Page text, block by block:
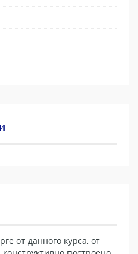
от данного курса, от